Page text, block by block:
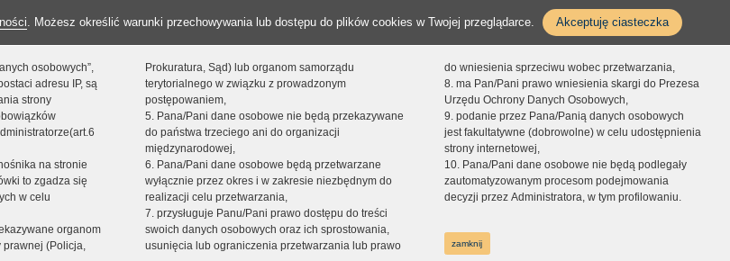
. Możesz określić warunki przechowywania lub dostępu do plików cookies w Twojej przeglądarce. Akceptuję ciasteczka
osobowych”,
adresu IP, są
strony
na stronie
to zgadza się
w celu
organom
prawnej (Policja,
Prokuratura, Sąd) lub organom samorządu
terytorialnego w związku z prowadzonym
postępowaniem,
5. Pana/Pani dane osobowe nie będą przekazywane
do państwa trzeciego ani do organizacji
międzynarodowej,
6. Pana/Pani dane osobowe będą przetwarzane
wyłącznie przez okres i w zakresie niezbędnym do
realizacji celu przetwarzania,
7. przysługuje Panu/Pani prawo dostępu do treści
swoich danych osobowych oraz ich sprostowania,
usunięcia lub ograniczenia przetwarzania lub prawo
do wniesienia sprzeciwu wobec przetwarzania,
8. ma Pan/Pani prawo wniesienia skargi do Prezesa
Urzędu Ochrony Danych Osobowych,
9. podanie przez Pana/Panią danych osobowych
jest fakultatywne (dobrowolne) w celu udostępnienia
strony internetowej,
10. Pana/Pani dane osobowe nie będą podlegały
zautomatyzowanym procesom podejmowania
decyzji przez Administratora, w tym profilowaniu.
zamknij